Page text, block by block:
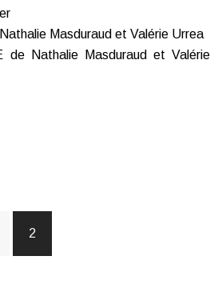
Masduraud et Valérie Urrea
de Nathalie Masduraud et Valérie
2